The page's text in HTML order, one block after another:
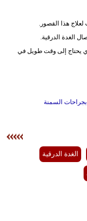
هذا القصور.
الغدة الدرقية.
يحتاج إلى وقت طويل في
السمنة
الغدة الدرقية